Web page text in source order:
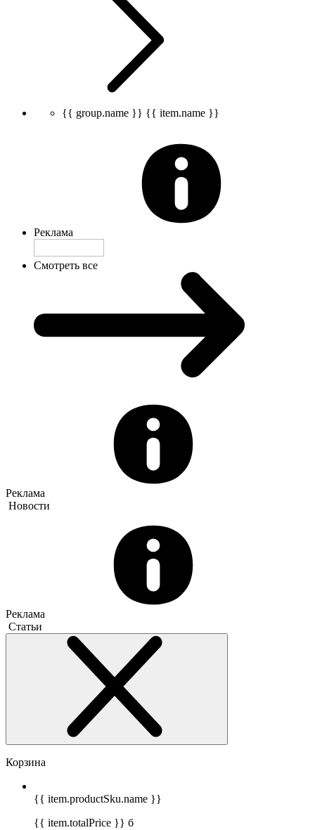
{{ group.name }} {{ item.name }}
Реклама
Смотреть все
Реклама
Новости
Реклама
Статьи
Корзина
{{ item.productSku.name }}
{{ item.totalPrice }} б